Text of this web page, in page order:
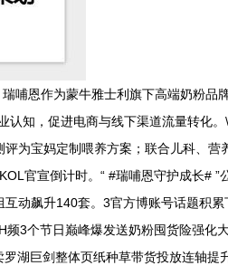
哺恩作为蒙牛雅士利旗下高端奶粉品
知，促进电商与线下渠道流量转化
为宝妈定制喂养方案；联合儿科、营
官宣倒计时。“ #瑞哺恩守护成长#
动飙升140套。3官方博账号话题积
3个节日巅峰爆发送奶粉囤货险强化
湖巨剑整体页纸种草带货投放连轴提